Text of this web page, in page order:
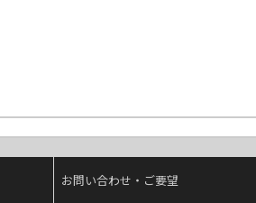
お問い合わせ・ご要望